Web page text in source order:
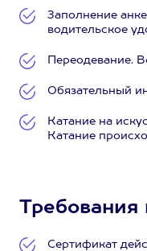
Заполнение
водительское
Переодевание.
Обязательный
Катание на
Катание
Требования
Сертификат